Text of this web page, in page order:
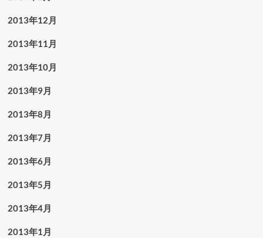
2013年12月
2013年11月
2013年10月
2013年9月
2013年8月
2013年7月
2013年6月
2013年5月
2013年4月
2013年1月